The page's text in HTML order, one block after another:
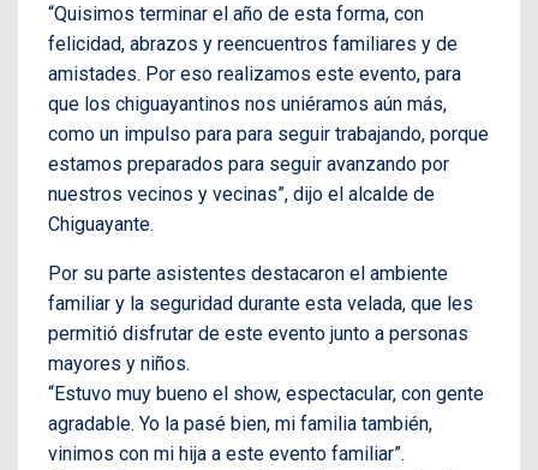
“Quisimos terminar el año de esta forma, con
felicidad, abrazos y reencuentros familiares y de
amistades. Por eso realizamos este evento, para
que los chiguayantinos nos uniéramos aún más,
como un impulso para para seguir trabajando, porque
estamos preparados para seguir avanzando por
nuestros vecinos y vecinas”, dijo el alcalde de
Chiguayante.
Por su parte asistentes destacaron el ambiente
familiar y la seguridad durante esta velada, que les
permitió disfrutar de este evento junto a personas
mayores y niños.
“Estuvo muy bueno el show, espectacular, con gente
agradable. Yo la pasé bien, mi familia también,
vinimos con mi hija a este evento familiar”.